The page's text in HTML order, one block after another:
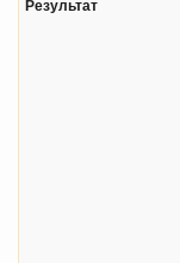
Результат